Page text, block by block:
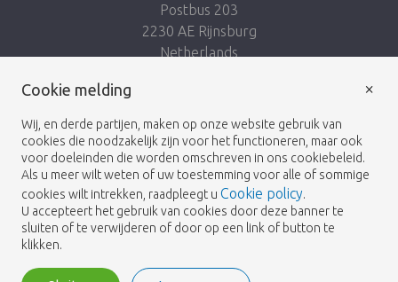
Postbus 203
2230 AE Rijnsburg
Netherlands
© 2026 -Heemskerk Flowers Algemene voorwaarden
Cookie melding
Wij, en derde partijen, maken op onze website gebruik van
cookies die noodzakelijk zijn voor het functioneren, maar ook
voor doeleinden die worden omschreven in ons cookiebeleid.
Als u meer wilt weten of uw toestemming voor alle of sommige
cookies wilt intrekken, raadpleegt u Cookie policy.
U accepteert het gebruik van cookies door deze banner te
sluiten of te verwijderen of door op een link of button te
klikken.
×